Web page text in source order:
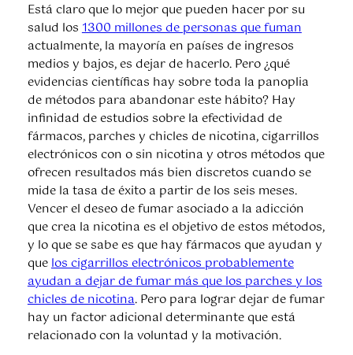
Está claro que lo mejor que pueden hacer por su
salud los1300 millones de personas que fuman
actualmente, la mayoría en países de ingresos
medios y bajos, es dejar de hacerlo. Pero ¿qué
evidencias científicas hay sobre toda la panoplia
de métodos para abandonar este hábito? Hay
infinidad de estudios sobre la efectividad de
fármacos, parches y chicles de nicotina, cigarrillos
electrónicos con o sin nicotina y otros métodos que
ofrecen resultados más bien discretos cuando se
mide la tasa de éxito a partir de los seis meses.
Vencer el deseo de fumar asociado a la adicción
que crea la nicotina es el objetivo de estos métodos,
y lo que se sabe es que hay fármacos que ayudan y
quelos cigarrillos electrónicos probablemente
ayudan a dejar de fumar más que los parches y los
chicles de nicotina. Pero para lograr dejar de fumar
hay un factor adicional determinante que está
relacionado con la voluntad y la motivación.